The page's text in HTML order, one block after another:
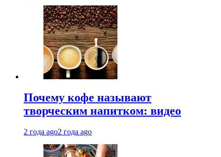
Почему кофе называют
творческим напитком: видео
2 года ago2 года ago